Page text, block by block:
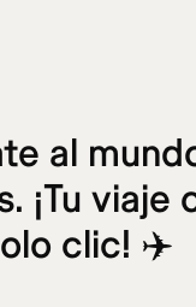
al
¡Tu viaje
clic! ✈️